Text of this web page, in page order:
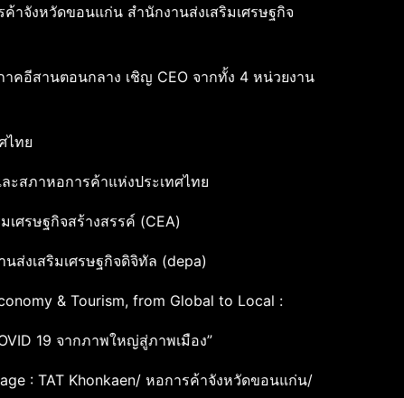
จังหวัดขอนแก่น สำนักงานส่งเสริมเศรษฐกิจ
คอีสานตอนกลาง เชิญ CEO จากทั้ง 4 หน่วยงาน
ไทย
สภาหอการค้าแห่งประเทศไทย
ศรษฐกิจสร้างสรรค์ (CEA)
งเสริมเศรษฐกิจดิจิทัล (depa)
& Tourism, from Global to Local :
19 จากภาพใหญ่สู่ภาพเมือง”
: TAT Khonkaen/ หอการค้าจังหวัดขอนแก่น/